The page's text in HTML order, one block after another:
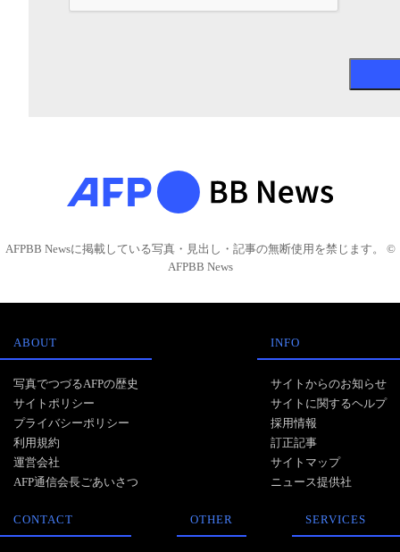
AFPBB Newsに掲載している写真・見出し・記事の無断使用を禁じます。 ©
AFPBB News
ABOUT
写真でつづるAFPの歴史
サイトポリシー
プライバシーポリシー
利用規約
運営会社
AFP通信会長ごあいさつ
INFO
サイトからのお知らせ
サイトに関するヘルプ
採用情報
訂正記事
サイトマップ
ニュース提供社
CONTACT OTHER SERVICES